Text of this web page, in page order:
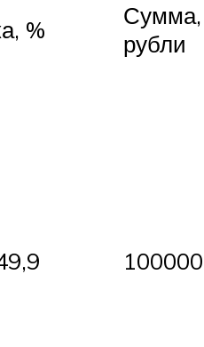
%
Сумма,
рубли
100000